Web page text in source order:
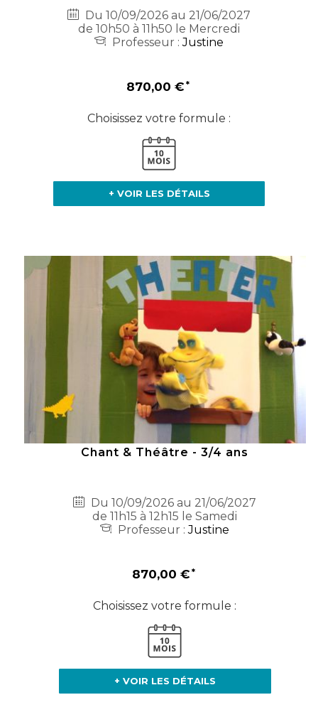
Du 10/09/2026 au 21/06/2027
de 10h50 à 11h50 le Mercredi
Professeur :Justine
870,00 €
Choisissez votre formule :
+ VOIR LES DÉTAILS
Chant & Théâtre - 3/4 ans
Du 10/09/2026 au 21/06/2027
de 11h15 à 12h15 le Samedi
Professeur :Justine
870,00 €
Choisissez votre formule :
+ VOIR LES DÉTAILS